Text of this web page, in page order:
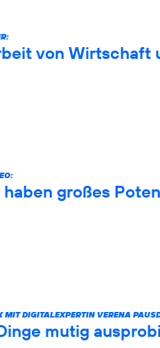
von
großes
MIT DIGITALEXPERTIN VERENA
mutig